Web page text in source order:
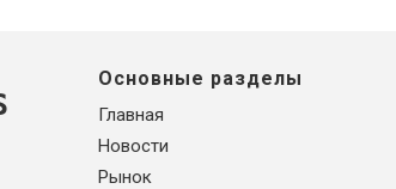
Основные разделы
Главная
Новости
Рынок